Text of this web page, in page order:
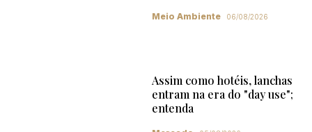
Meio Ambiente 06/08/2026
Assim como hotéis, lanchas
entram na era do "day use";
entenda